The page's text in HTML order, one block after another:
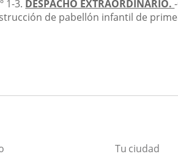
1-3. DESPACHO EXTRAORDINARIO.-
de pabellón infantil de
Tu ciudad